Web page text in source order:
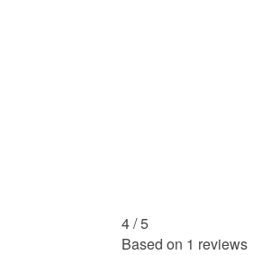
4 /5
Based on 1 reviews